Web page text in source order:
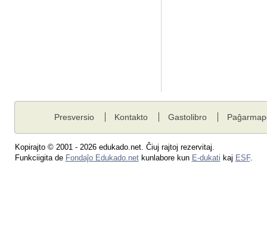
Presversio Kontakto Gastolibro
Kopirajto © 2001 - 2026 edukado.net. Ĉiuj rajtoj rezervitaj.
Funkciigita de Fondaĵo Edukado.netkunlabore kun E-dukati kaj ESF.